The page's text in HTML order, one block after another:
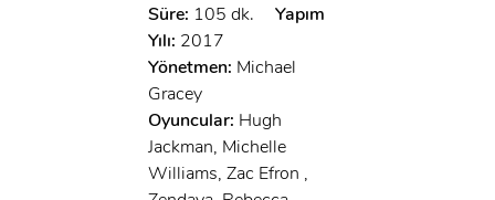
Süre: 105 dk.
Yapım
Yılı: 2017
Yönetmen: Michael
Gracey
Oyuncular: Hugh
Jackman, Michelle
Williams, Zac Efron ,